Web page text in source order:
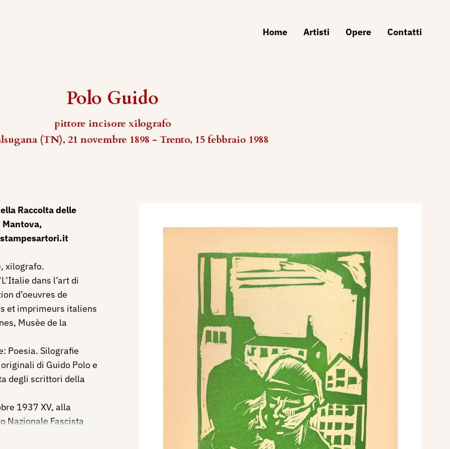
Home Artisti Opere Contatti
Polo Guido
pittore incisore xilografo
(TN), 21 novembre 1898 - Trento, 15 febbraio 1988
Raccolta delle
Mantova,
xilografo.
dans l’art di
d’oeuvres de
et imprimeurs italiens
Musèe de la
Poesia. Silografie
di Guido Polo e
degli scrittori della
1937 XV, alla
Nazionale Fascista